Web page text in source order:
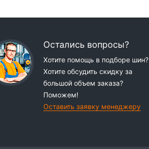
Остались вопросы?
Хотите помощь в подборе шин?
Хотите обсудить скидку за
большой объем заказа?
Поможем!
Оставить заявку менеджеру